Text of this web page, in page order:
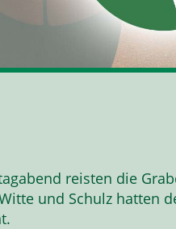
reisten die
und Schulz hatten